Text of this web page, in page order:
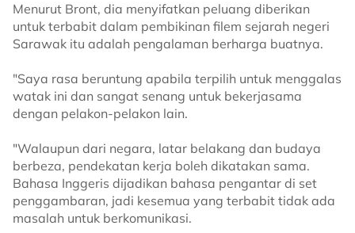
Menurut Bront, dia menyifatkan peluang diberikan
untuk terbabit dalam pembikinan filem sejarah negeri
Sarawak itu adalah pengalaman berharga buatnya.
"Saya rasa beruntung apabila terpilih untuk menggalas
watak ini dan sangat senang untuk bekerjasama
dengan pelakon-pelakon lain.
"Walaupun dari negara, latar belakang dan budaya
berbeza, pendekatan kerja boleh dikatakan sama.
Bahasa Inggeris dijadikan bahasa pengantar di set
penggambaran, jadi kesemua yang terbabit tidak ada
masalah untuk berkomunikasi.